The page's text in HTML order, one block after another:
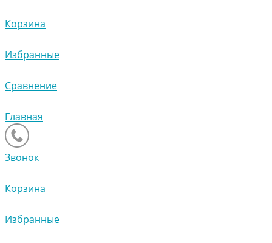
Корзина
Избранные
Сравнение
Главная
Звонок
Корзина
Избранные